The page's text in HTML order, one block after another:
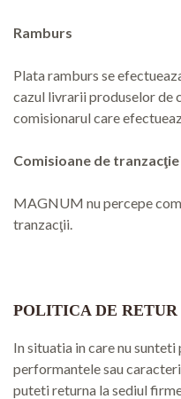
Ramburs
Plata ramburs se
cazul livrarii produselor de
comisionarul care
Comisioane de tranzacţie
MAGNUM nu percepe
tranzacţii.
POLITICA DE RETUR
In situatia in care nu
performantele sau
puteti returna la sediul